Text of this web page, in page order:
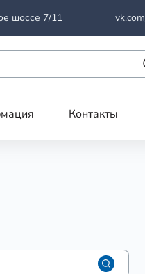
шоссе 7/11
Контакты